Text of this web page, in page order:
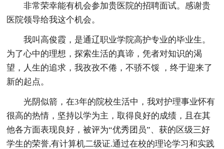
非常荣幸能有机会参加贵医院的招聘面试。感谢贵
医院领导给我这个机会。
我叫高俊霞，是通辽职业学院高护专业的毕业生。
为了心中的理想，探索生活的真谛，凭者对知识的渴
望，人生的追求，我孜孜不倦，不骄不馁 ，终于迎来了
新的起点。
光阴似箭，在3年的院校生活中，我对护理事业怀有
很高的热情，坚持以学为主，取得良好的成绩，且在其
他各方面表现良好，被评为“优秀团员”、获的区级三好
学生的荣誉,有计算机二级证.通过在校的理论学习和实践